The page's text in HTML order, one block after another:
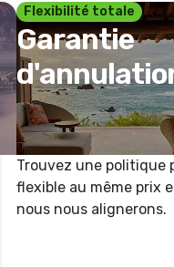
Flexibilité totale
Garantie
Trouvez une politique
flexible au même prix
nous nous alignerons.